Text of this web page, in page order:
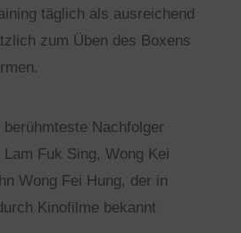
täglich als ausreichend
zum Üben des Boxens
berühmteste Nachfolger
Fuk Sing, Wong Kei
Wong Fei Hung, der in
Kinofilme bekannt